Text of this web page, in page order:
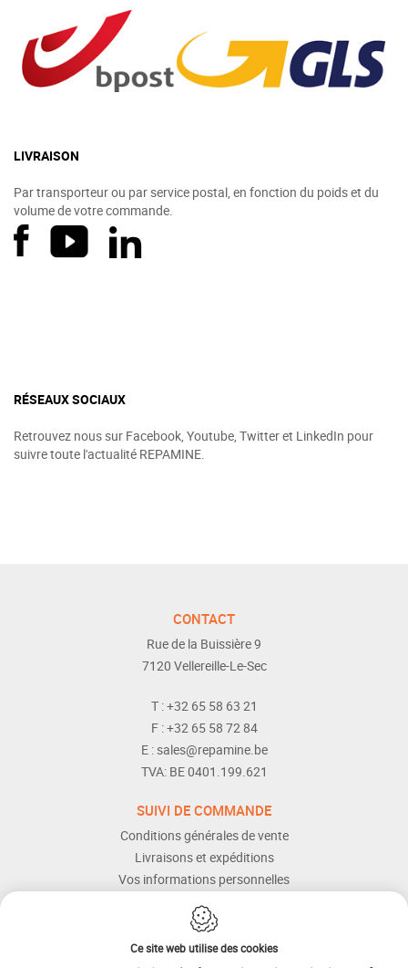
LIVRAISON
Par transporteur ou par service postal, en fonction du poids et du
volume de votre commande.
RÉSEAUX SOCIAUX
Retrouvez nous sur Facebook, Youtube, Twitter et LinkedIn pour
suivre toute l'actualité REPAMINE.
CONTACT
Rue de la Buissière 9
7120 Vellereille-Le-Sec
T :+32 65 58 63 21
F :+32 65 58 72 84
E :sales@repamine.be
TVA: BE 0401.199.621
SUIVI DE COMMANDE
Conditions générales de vente
Livraisons et expéditions
Vos informations personnelles
Modes de paiement
Services Après-vente
Aide et assistance
Ce site web utilise des cookies